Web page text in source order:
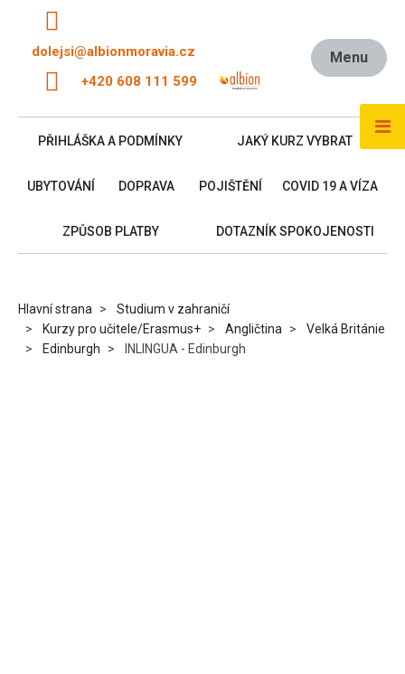
dolejsi@albionmoravia.cz
+420 608 111 599
Menu
PŘIHLÁŠKA A PODMÍNKY JAKÝ KURZ VYBRAT
UBYTOVÁNÍ DOPRAVA POJIŠTĚNÍ COVID 19 A VÍZA
ZPŮSOB PLATBY DOTAZNÍK SPOKOJENOSTI
Hlavní strana
Studium v zahraničí
Kurzy pro učitele/Erasmus+
Angličtina
Velká Británie
Edinburgh
INLINGUA - Edinburgh